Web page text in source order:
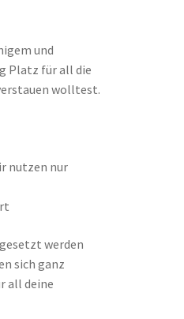
und
Platz für all die
wolltest.
nutzen nur
werden
sich ganz
all deine